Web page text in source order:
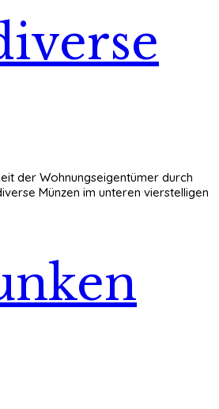
der Wohnungseigentümer durch
Münzen im unteren vierstelligen